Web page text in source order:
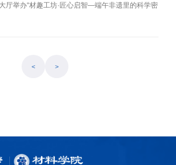
厅举办“材趣工坊·匠心启智—端午非遗里的科学密
了学院50余个教职工家庭参与。 在文化传承环
参与者深入了解了端午节的历史渊源与文化内
< >